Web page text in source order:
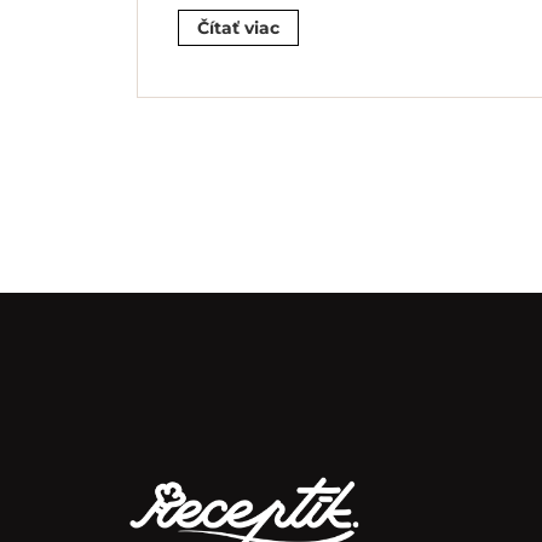
Čítať viac